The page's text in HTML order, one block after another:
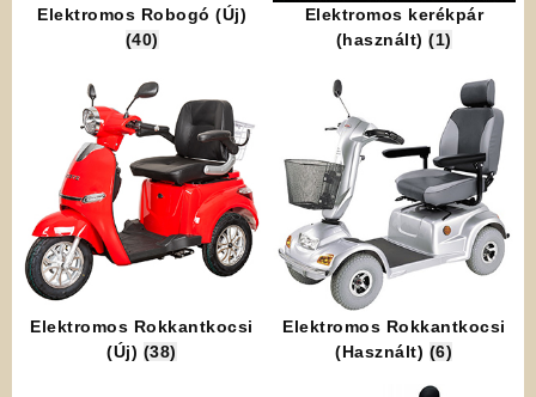
Elektromos Robogó (Új)
(40)
Elektromos kerékpár
(használt)(1)
Elektromos Rokkantkocsi
(Új) (38)
Elektromos Rokkantkocsi
(Használt) (6)